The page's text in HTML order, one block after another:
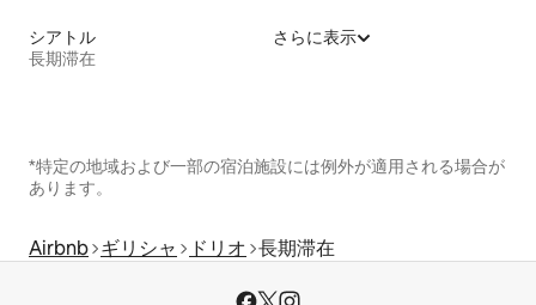
シアトル
長期滞在
さらに表示
*特定の地域および一部の宿泊施設には例外が適用される場合が
あります。
Airbnb ギリシャ ドリオ 長期滞在